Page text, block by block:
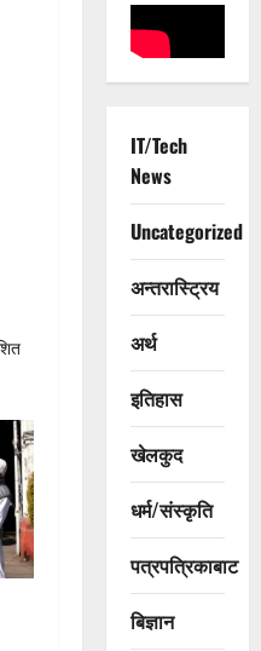
IT/Tech
News
Uncategorized
अन्तरास्ट्रिय
अर्थ
इतिहास
खेलकुद
धर्म/संस्कृति
पत्रपत्रिकाबाट
बिज्ञान